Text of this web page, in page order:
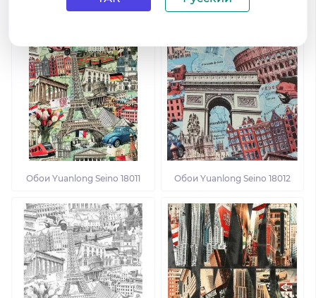
Обои Yuanlong Seino 18003 Обои Yuanlong Seino 18004
Обои Yuanlong Seino 18011 Обои Yuanlong Seino 18012